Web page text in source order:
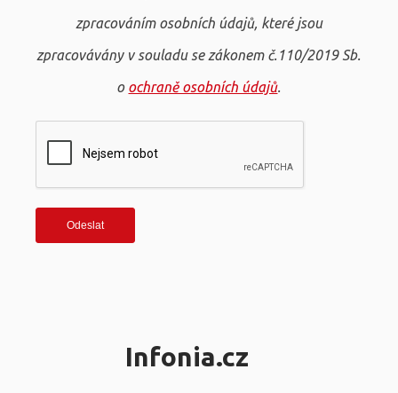
zpracováním osobních údajů, které jsou
zpracovávány v souladu se zákonem č.110/2019 Sb.
o ochraně osobních údajů.
Infonia.cz